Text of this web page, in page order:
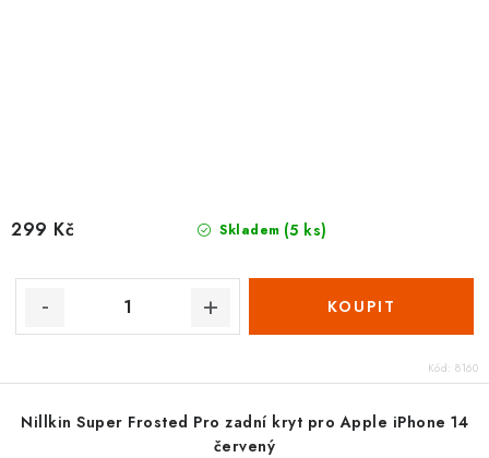
Skladem (5 ks)
299 Kč
Kód: 8160
Nillkin Super Frosted Pro zadní kryt pro Apple iPhone 14
červený